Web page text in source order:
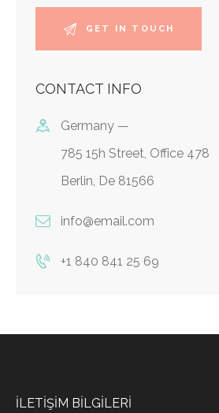
CONTACT INFO
Germany —
785 15h Street, Office 478
Berlin, De 81566
info@email.com
+1 840 841 25 69
İLETIŞIM BILGILERI